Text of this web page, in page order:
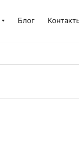
Блог